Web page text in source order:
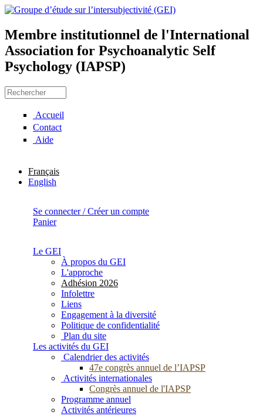
Aller au contenu principal
Groupe d’étude sur
l’intersubjectivité (GEI)
Membre institutionnel de l'International
Association for Psychoanalytic Self
Psychology (IAPSP)
Rechercher
Accueil
Contact
Aide
Français
English
Se connecter / Créer un compte
Panier
Le GEI
À propos du GEI
L'approche
Adhésion 2026
Infolettre
Liens
Engagement à la diversité
Politique de confidentialité
Plan du site
Les activités du GEI
Calendrier des activités
47e congrès annuel de l’IAPSP
Activités internationales
Congrès annuel de l'IAPSP
Programme annuel
Activités antérieures